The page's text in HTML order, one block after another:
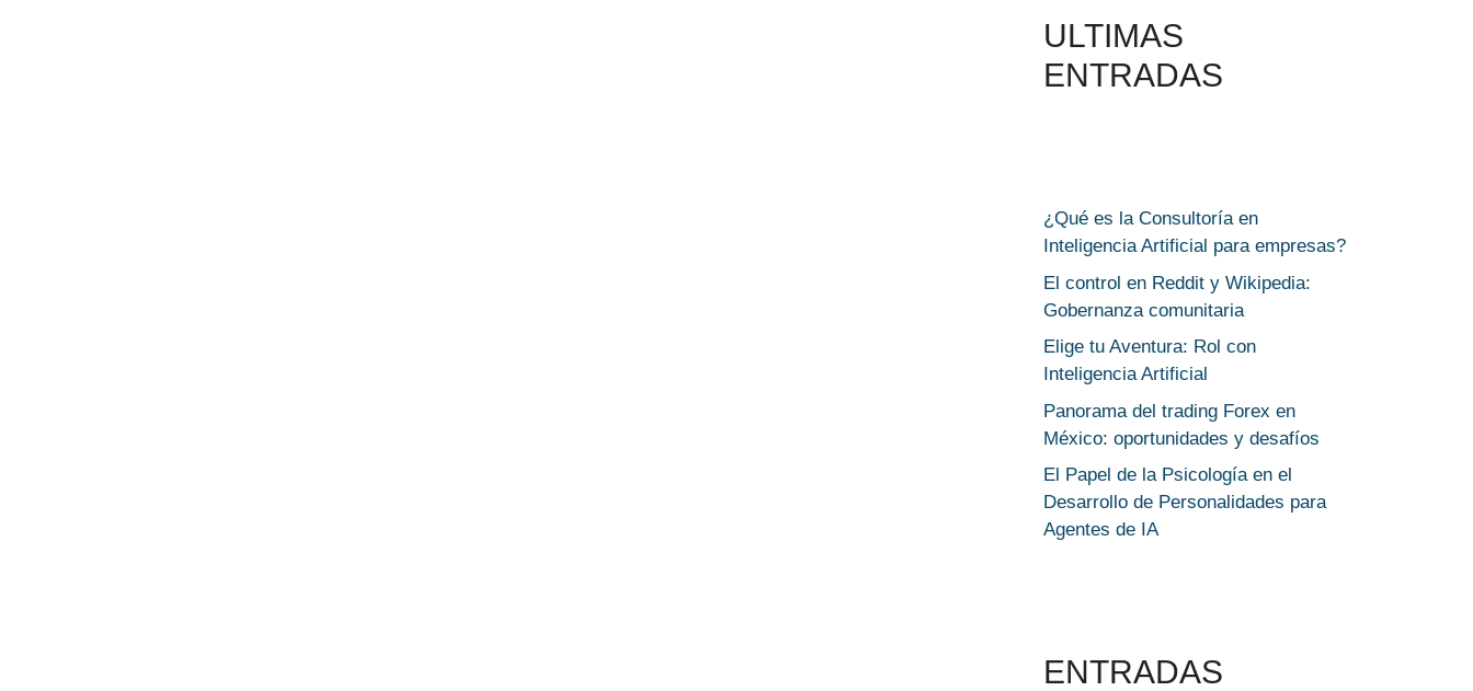
ULTIMAS
ENTRADAS
¿Qué es la Consultoría en
Inteligencia Artificial para empresas?
El control en Reddit y Wikipedia:
Gobernanza comunitaria
Elige tu Aventura: Rol con
Inteligencia Artificial
Panorama del trading Forex en
México: oportunidades y desafíos
El Papel de la Psicología en el
Desarrollo de Personalidades para
Agentes de IA
ENTRADAS